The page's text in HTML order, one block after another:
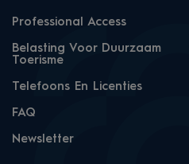
Professional Access
Belasting Voor Duurzaam
Toerisme
Telefoons En Licenties
FAQ
Newsletter